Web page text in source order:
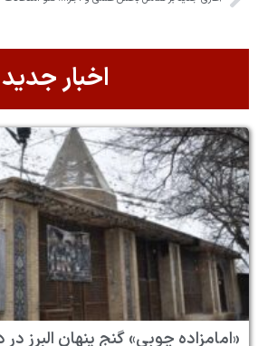
اخبار جدید
«امامزاده چوبی» گنج پنهان البرز